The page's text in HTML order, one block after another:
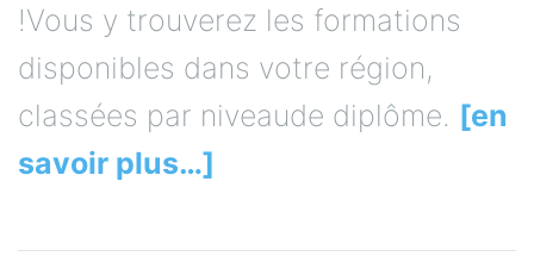
!Vous y trouverez les formations
disponibles dans votre région,
classées par niveaude diplôme. [en
savoir plus…]